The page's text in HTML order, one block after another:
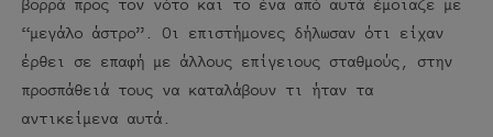
βορρά προς τον νότο και το ένα από αυτά έμοιαζε με
“μεγάλο άστρο”. Οι επιστήμονες δήλωσαν ότι είχαν
έρθει σε επαφή με άλλους επίγειους σταθμούς, στην
προσπάθειά τους να καταλάβουν τι ήταν τα
αντικείμενα αυτά.